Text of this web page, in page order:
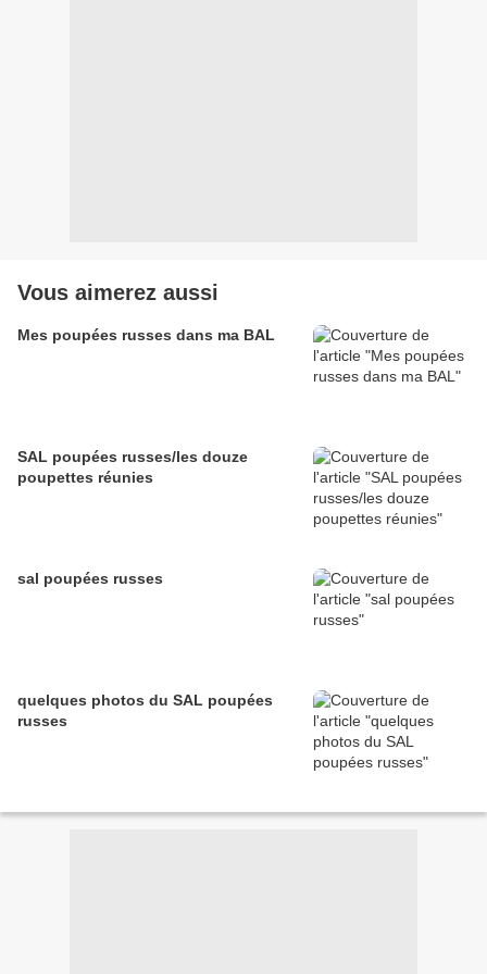
Vous aimerez aussi
Mes poupées russes dans ma BAL
SAL poupées russes/les douze
poupettes réunies
sal poupées russes
quelques photos du SAL poupées
russes